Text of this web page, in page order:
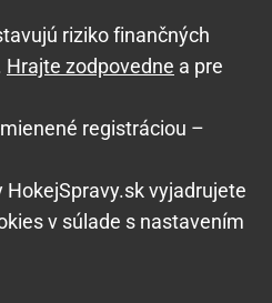
riziko finančných
Hrajte zodpovedne a pre
registráciou –
vyjadrujete
v súlade s nastavením